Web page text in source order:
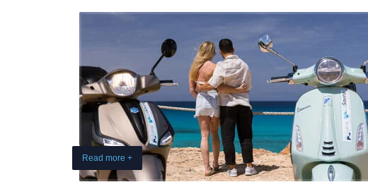
Read more +